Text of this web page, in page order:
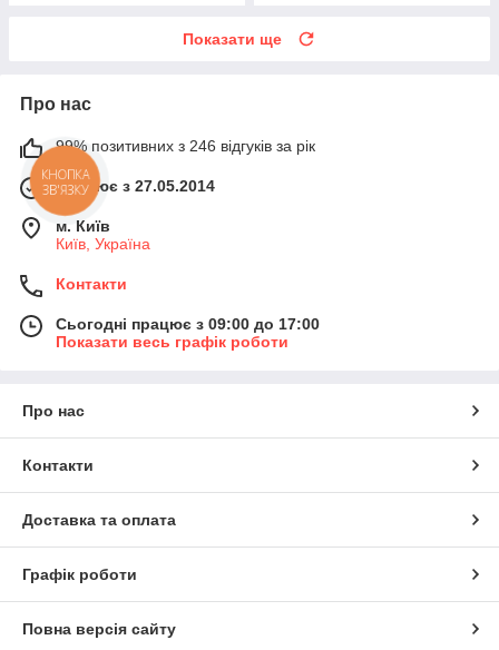
Показати ще
Про нас
99% позитивних з 246 відгуків за рік
Працює з 27.05.2014
м. Київ
Київ, Україна
Контакти
Сьогодні працює з 09:00 до 17:00
Показати весь графік роботи
Про нас
Контакти
Доставка та оплата
Графік роботи
Повна версія сайту
КНОПКА
ЗВ'ЯЗКУ